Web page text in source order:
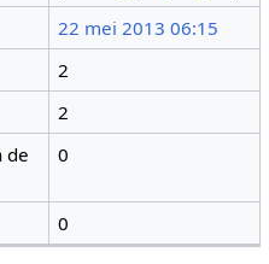
22 mei 2013 06:15
2
2
de
0
0